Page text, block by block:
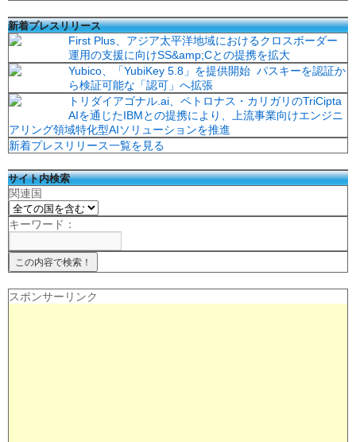
新着プレスリリース
First Plus、アジア太平洋地域におけるクロスボーダー
運用の支援に向けSS&amp;Cとの提携を拡大
Yubico、「YubiKey 5.8」を提供開始 パスキーを認証か
ら検証可能な「認可」へ拡張
トリダイアゴナル.ai、ペトロナス・カリガリのTriCipta
AIを通じたIBMとの提携により、上流事業向けエンジニ
アリング領域特化型AIソリューションを推進
新着プレスリリース一覧を見る
サイト内検索
関連国
キーワード：
スポンサーリンク